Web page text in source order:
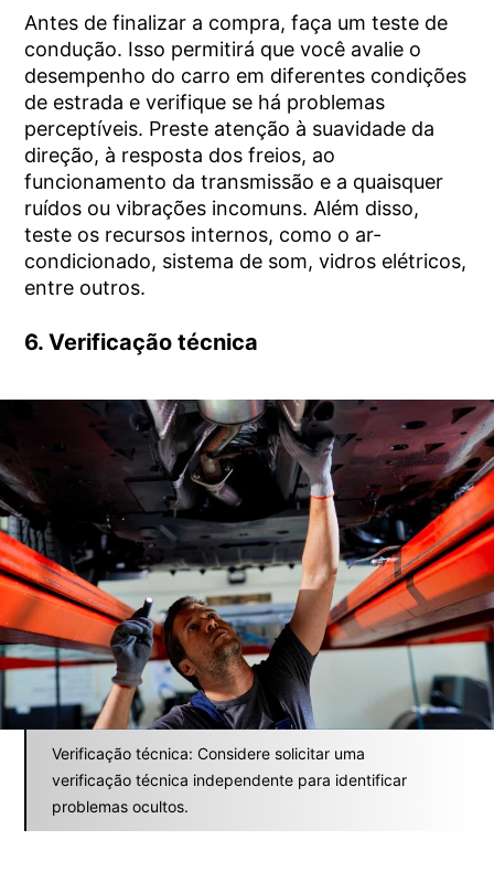
Antes de finalizar a compra, faça um teste de
condução. Isso permitirá que você avalie o
desempenho do carro em diferentes condições
de estrada e verifique se há problemas
perceptíveis. Preste atenção à suavidade da
direção, à resposta dos freios, ao
funcionamento da transmissão e a quaisquer
ruídos ou vibrações incomuns. Além disso,
teste os recursos internos, como o ar-
condicionado, sistema de som, vidros elétricos,
entre outros.
6. Verificação técnica
Verificação técnica: Considere solicitar uma
verificação técnica independente para identificar
problemas ocultos.